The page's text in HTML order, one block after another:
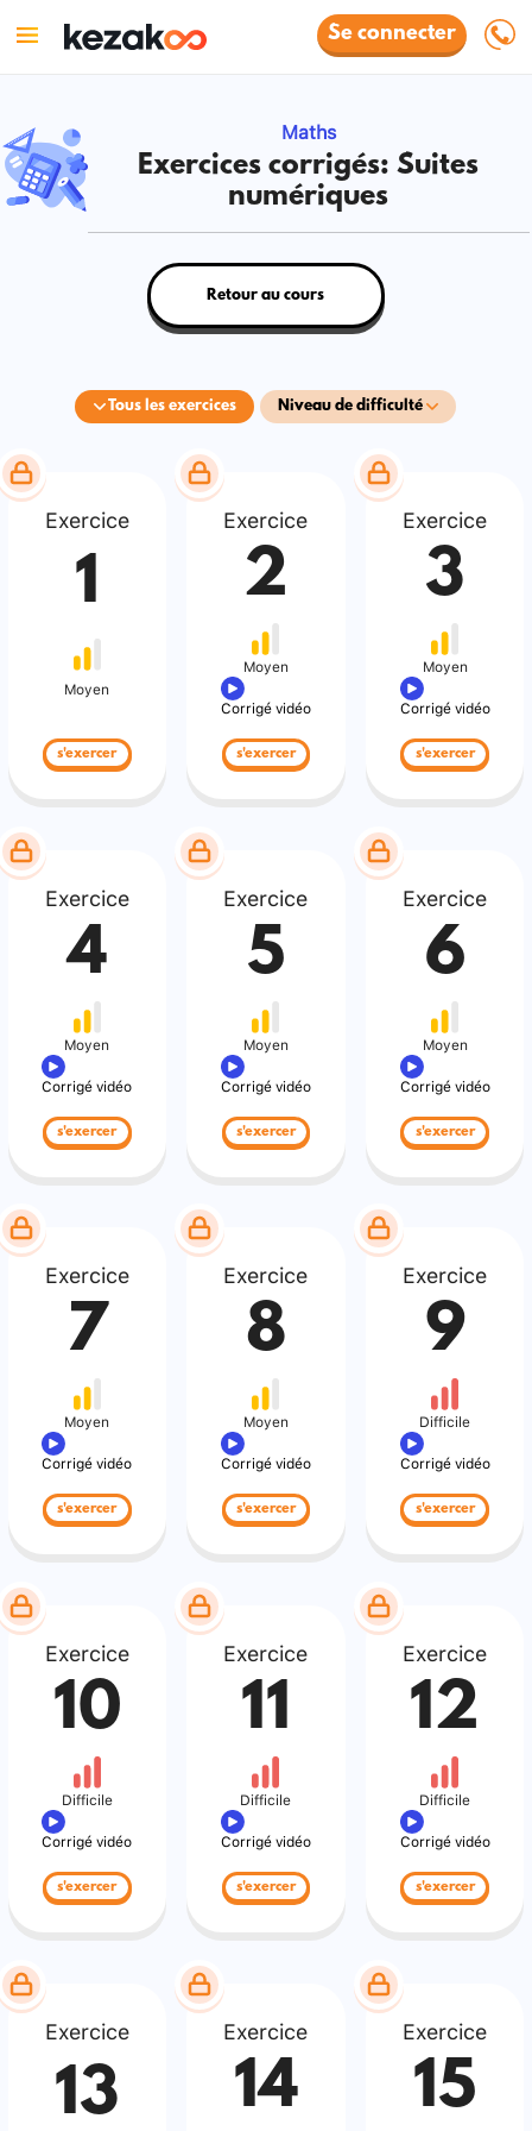
Se connecter
Maths
Exercices corrigés: Suites
numériques
Tous les exercices Niveau de difficulté
Retour au cours
Exercice
1
Moyen
s'exercer
Exercice
2
Moyen
Corrigé vidéo
s'exercer
Exercice
3
Moyen
Corrigé vidéo
s'exercer
Exercice
4
Moyen
Corrigé vidéo
s'exercer
Exercice
5
Moyen
Corrigé vidéo
s'exercer
Exercice
6
Moyen
Corrigé vidéo
s'exercer
Exercice
7
Moyen
Corrigé vidéo
s'exercer
Exercice
8
Moyen
Corrigé vidéo
s'exercer
Exercice
9
Difficile
Corrigé vidéo
s'exercer
Exercice
10
Difficile
Corrigé vidéo
s'exercer
Exercice
11
Difficile
Corrigé vidéo
s'exercer
Exercice
12
Difficile
Corrigé vidéo
s'exercer
Exercice
13
Exercice
14
Exercice
15